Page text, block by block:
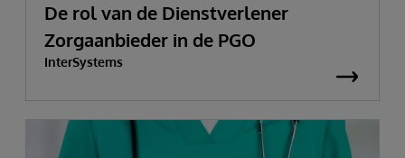
De rol van de Dienstverlener
Zorgaanbieder in de PGO
InterSystems